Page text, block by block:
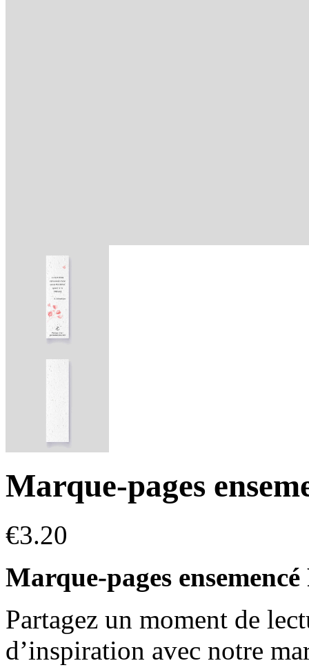
Marque-pages
€3.20
Marque-pages
Partagez un moment de
d’inspiration avec notre